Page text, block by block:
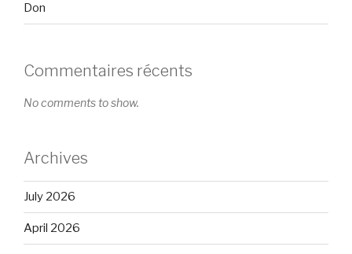
Don
Commentaires récents
No comments to show.
Archives
July 2026
April 2026